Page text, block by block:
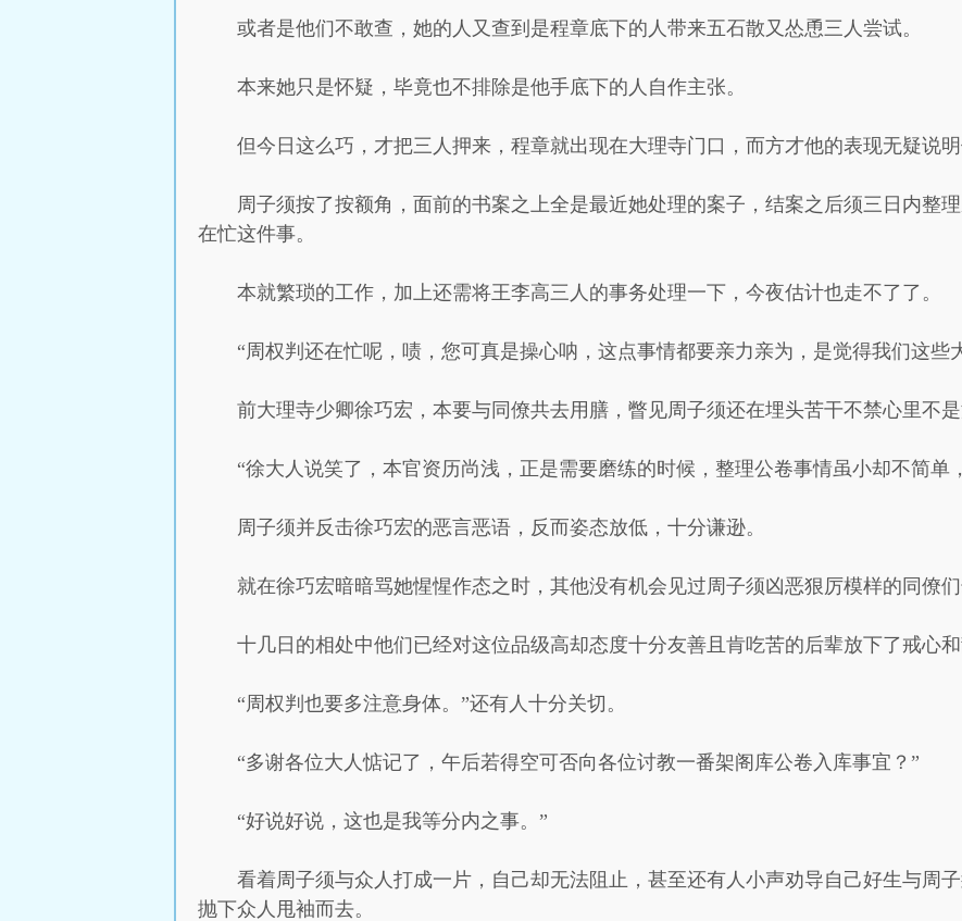
或者是他们不敢查，她的人又查到是程章底下的人带来五石散又怂恿三人尝试。
本来她只是怀疑，毕竟也不排除是他手底下的人自作主张。
但今日这么巧，才把三人押来，程章就出现在大理寺门口，而方才他的表现无疑说明
周子须按了按额角，面前的书案之上全是最近她处理的案子，结案之后须三日内整
在忙这件事。
本就繁琐的工作，加上还需将王李高三人的事务处理一下，今夜估计也走不了了。
“周权判还在忙呢，啧，您可真是操心呐，这点事情都要亲力亲为，是觉得我们这些
前大理寺少卿徐巧宏，本要与同僚共去用膳，瞥见周子须还在埋头苦干不禁心里不是
“徐大人说笑了，本官资历尚浅，正是需要磨练的时候，整理公卷事情虽小却不简单
周子须并反击徐巧宏的恶言恶语，反而姿态放低，十分谦逊。
就在徐巧宏暗暗骂她惺惺作态之时，其他没有机会见过周子须凶恶狠厉模样的同僚
十几日的相处中他们已经对这位品级高却态度十分友善且肯吃苦的后辈放下了戒心和
“周权判也要多注意身体。”还有人十分关切。
“多谢各位大人惦记了，午后若得空可否向各位讨教一番架阁库公卷入库事宜？”
“好说好说，这也是我等分内之事。”
看着周子须与众人打成一片，自己却无法阻止，甚至还有人小声劝导自己好生与周
抛下众人甩袖而去。